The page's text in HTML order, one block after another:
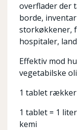
overflader der
borde,
storkøkkener,
hospitaler,
Effektiv mod
vegetabilske
1 tablet rækker
1 tablet = 1
kemi